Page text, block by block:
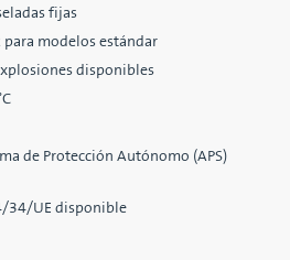
fijas
modelos estándar
disponibles
de Protección Autónomo (APS)
34/UE disponible